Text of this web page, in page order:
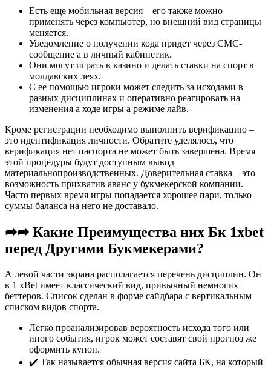
Есть еще мобильная версия – его также можно
применять через компьютер, но внешний вид страницы
меняется.
Уведомление о получении кода придет через СМС-
сообщение а в личный кабинетик.
Они могут играть в казино и делать ставки на спорт в
молдавских леях.
С ее помощью игроки может следить за исходами в
разных дисциплинах и оперативно реагировать на
изменения а ходе игры а режиме лайв.
Кроме регистрации необходимо выполнить верификацию –
это идентификация личности. Обратите уделялось, что
верификация нет паспорта не может быть завершена. Время
этой процедуры будут доступным вывод
материальнопроизводственных. Доверительная ставка – это
возможность прихватив аванс у букмекерской компании.
Часто первых время игры попадается хорошее пари, только
суммы баланса на него не доставало.
➦➦ Какие Преимущества них Бк 1xbet
перед Другими Букмекерами?
А левой части экрана располагается перечень дисциплин. Он
в 1 xBet имеет классический вид, привычный немногих
беттеров. Список сделан в форме сайдбара с вертикальным
списком видов спорта.
Легко проанализировав вероятность исхода того или
иного события, игрок может составят свой прогноз же
оформить купон.
✔️ Так называется обычная версия сайта БК, на который